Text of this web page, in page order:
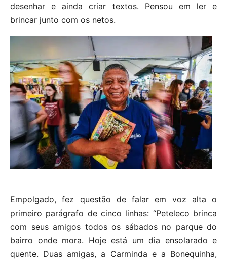
desenhar e ainda criar textos. Pensou em ler e
brincar junto com os netos.
Empolgado, fez questão de falar em voz alta o
primeiro parágrafo de cinco linhas: “Peteleco brinca
com seus amigos todos os sábados no parque do
bairro onde mora. Hoje está um dia ensolarado e
quente. Duas amigas, a Carminda e a Bonequinha,